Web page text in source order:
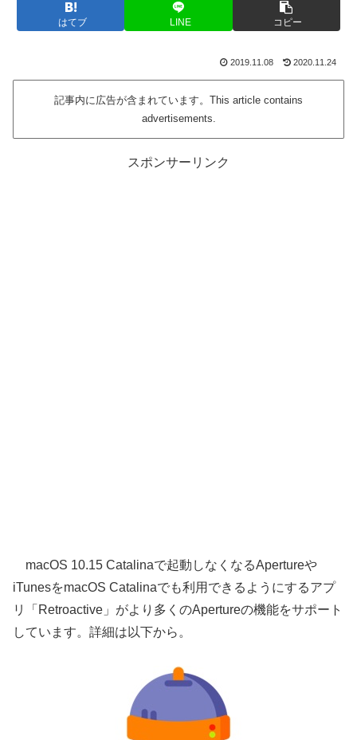
はてブ LINE コピー
2019.11.08 2020.11.24
記事内に広告が含まれています。This article contains
advertisements.
スポンサーリンク
macOS 10.15 Catalinaで起動しなくなるApertureや
iTunesをmacOS Catalinaでも利用できるようにするアプ
リ「Retroactive」がより多くのApertureの機能をサポート
しています。詳細は以下から。